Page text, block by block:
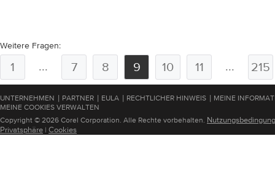
Weitere Fragen:
1 ... 7 8 9 10 11 ... 215
UNTERNEHMEN | PARTNER | EULA | RECHTLICHER HINWEIS | MEINE
MEINE COOKIES VERWALTEN
Copyright © 2026 Corel Corporation. Alle Rechte vorbehalten.
Privatsphäre | Cookies